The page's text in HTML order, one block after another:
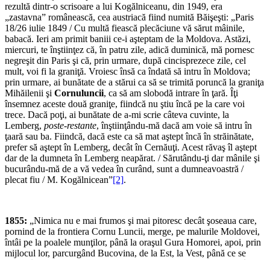
rezultă dintr-o scrisoare a lui Kogălniceanu, din 1949, era
„zastavna” românească, cea austriacă fiind numită Băişeşti: „Paris
18/26 iulie 1849 / Cu multă fiească plecăciune vă sărut mâinile,
babacă. Ieri am primit baniii ce-i aşteptam de la Moldova. Astăzi,
miercuri, te înştiinţez că, în patru zile, adică duminică, mă pornesc
negreşit din Paris şi că, prin urmare, după cincispre­zece zile, cel
mult, voi fi la graniţă. Vroiesc însă ca îndată să intru în Moldova;
prin urmare, ai bunătate de a stărui ca să se trimită poruncă la graniţa
Mihăilenii şi Cornuluncii, ca să am slobodă intrare în ţară. Îţi
însemnez aceste două graniţe, fiindcă nu ştiu încă pe la care voi
trece. Dacă poţi, ai bunătate de a-mi scrie câteva cuvinte, la
Lemberg, poste-restante, înştiinţându-mă dacă am voie să intru în
ţaară sau ba. Fiindcă, dacă este ca să mat aştept încă în străinătate,
prefer să aştept în Lemberg, decât în Cernăuţi. Acest răvaş îl aştept
dar de la dumneta în Lemberg neapărat. / Sărutându-ţi dar mânile şi
bucurându-mă de a vă vedea în curând, sunt a dumneavoastră /
plecat fiu / M. Kogălnicean”[2].
1855: „Nimica nu e mai frumos şi mai pitoresc decât şoseaua care,
pornind de la frontiera Cornu Luncii, merge, pe malurile Moldovei,
întâi pe la poalele munţilor, până la oraşul Gura Homorei, apoi, prin
mijlocul lor, parcurgând Bucovina, de la Est, la Vest, până ce se